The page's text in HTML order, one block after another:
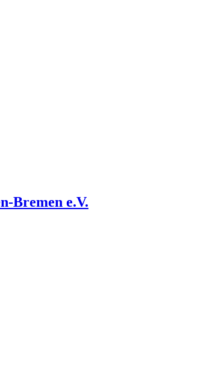
Bremen e.V.